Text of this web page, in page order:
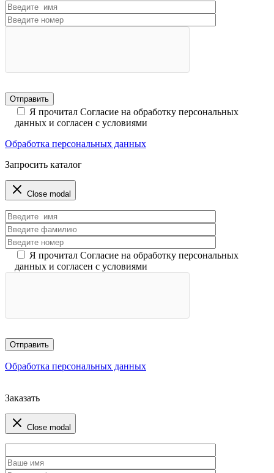
Я прочитал Согласие на обработку персональных
данных и согласен с условиями
Обработка персональных данных
Запросить каталог
Close modal
Я прочитал Согласие на обработку персональных
данных и согласен с условиями
Обработка персональных данных
Заказать
Close modal